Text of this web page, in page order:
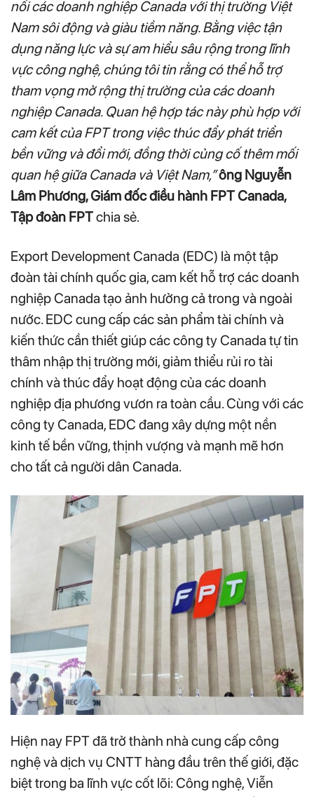
nối các doanh nghiệp Canada với thị trường Việt
Nam sôi động và giàu tiềm năng. Bằng việc tận
dụng năng lực và sự am hiểu sâu rộng trong lĩnh
vực công nghệ, chúng tôi tin rằng có thể hỗ trợ
tham vọng mở rộng thị trường của các doanh
nghiệp Canada. Quan hệ hợp tác này phù hợp với
cam kết của FPT trong việc thúc đẩy phát triển
bền vững và đổi mới, đồng thời củng cố thêm mối
quan hệ giữa Canada và Việt Nam,”ông Nguyễn
Lâm Phương, Giám đốc điều hành FPT Canada,
Tập đoàn FPTchia sẻ.
Export Development Canada (EDC) là một tập
đoàn tài chính quốc gia, cam kết hỗ trợ các doanh
nghiệp Canada tạo ảnh hưởng cả trong và ngoài
nước. EDC cung cấp các sản phẩm tài chính và
kiến thức cần thiết giúp các công ty Canada tự tin
thâm nhập thị trường mới, giảm thiểu rủi ro tài
chính và thúc đẩy hoạt động của các doanh
nghiệp địa phương vươn ra toàn cầu. Cùng với các
công ty Canada, EDC đang xây dựng một nền
kinh tế bền vững, thịnh vượng và mạnh mẽ hơn
cho tất cả người dân Canada.
Hiện nay FPT đã trở thành nhà cung cấp công
nghệ và dịch vụ CNTT hàng đầu trên thế giới, đặc
biệt trong ba lĩnh vực cốt lõi: Công nghệ, Viễn